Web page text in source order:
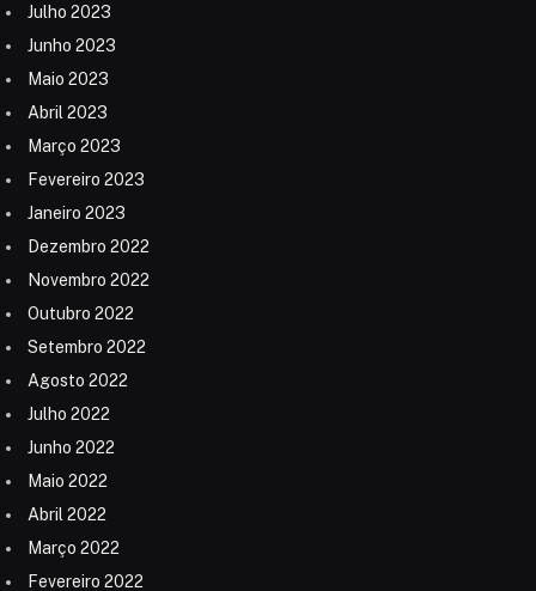
Julho 2023
Junho 2023
Maio 2023
Abril 2023
Março 2023
Fevereiro 2023
Janeiro 2023
Dezembro 2022
Novembro 2022
Outubro 2022
Setembro 2022
Agosto 2022
Julho 2022
Junho 2022
Maio 2022
Abril 2022
Março 2022
Fevereiro 2022